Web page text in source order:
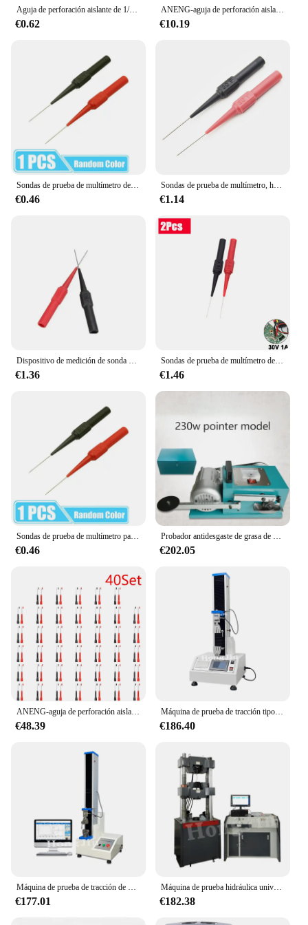
Aguja de perforación aislante de 1/2 piezas, multímetro no destructivo, sondas de prueba, herramientas de diagnóstico, rojo/Negro, 30V para enchufe Banana
€0.62
ANENG-aguja de perforación aislante PT2002, multímetro no destructivo, sondas de prueba, rojo/Negro, 100 V, 10A, herramienta de diagnóstico, 2-600 piezas
€10.19
Sondas de prueba de multímetro de aguja de perforación aisladas universales, sondas de punta de coche, transferencia de multímetro, enchufe Banana muy fino
€0.46
Sondas de prueba de multímetro, herramientas de diagnóstico de punta de coche, aguja de perforación de aislamiento para enchufe Banana, rojo y negro, 2/10 piezas, 30V
€1.14
€1.36
Sondas de prueba de multímetro de 2/4/6 piezas, aguja de perforación de aislamiento, 10A, 600V, instrumento de prueba, abrazadera de pluma, enchufe de plomo de cobre, herramientas de medición
€1.46
€0.46 €202.05
€48.39
Máquina de prueba de tracción tipo mesa/máquina de prueba de resistencia a la tracción pequeña/máquina de tracción de materiales
€186.40
€177.01
Máquina de prueba hidráulica universal/máquina de prueba de tracción hidráulica/equipo de prueba de materiales metálicos
€182.38